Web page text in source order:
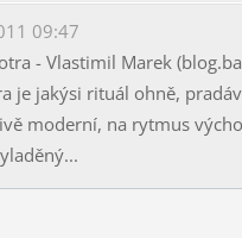
09:47
- Vlastimil Marek
je jakýsi rituál ohně,
moderní, na rytmus